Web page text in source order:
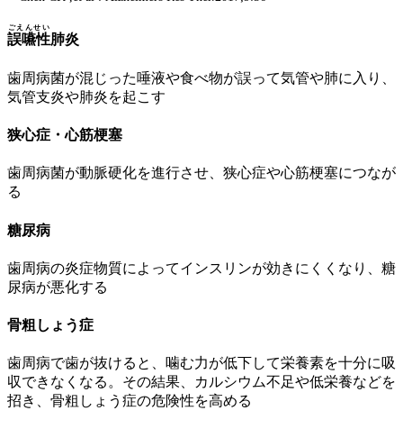
誤嚥性
ごえんせい
肺炎
歯周病菌が混じった唾液や食べ物が誤って気管や肺に入り、
気管支炎や肺炎を起こす
狭心症・心筋梗塞
歯周病菌が動脈硬化を進行させ、狭心症や心筋梗塞につなが
る
糖尿病
歯周病の炎症物質によってインスリンが効きにくくなり、糖
尿病が悪化する
骨粗しょう症
歯周病で歯が抜けると、噛む力が低下して栄養素を十分に吸
収できなくなる。その結果、カルシウム不足や低栄養などを
招き、骨粗しょう症の危険性を高める